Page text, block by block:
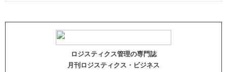
ロジスティクス管理の専門誌
月刊ロジスティクス・ビジネス